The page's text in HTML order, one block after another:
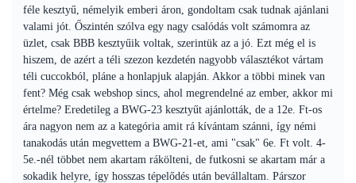
féle kesztyű, némelyik emberi áron, gondoltam csak tudnak ajánlani
valami jót. Őszintén szólva egy nagy csalódás volt számomra az
üzlet, csak BBB kesztyűik voltak, szerintük az a jó. Ezt még el is
hiszem, de azért a téli szezon kezdetén nagyobb választékot vártam
téli cuccokból, pláne a honlapjuk alapján. Akkor a többi minek van
fent? Még csak webshop sincs, ahol megrendelné az ember, akkor mi
értelme? Eredetileg a BWG-23 kesztyűt ajánlották, de a 12e. Ft-os
ára nagyon nem az a kategória amit rá kívántam szánni, így némi
tanakodás után megvettem a BWG-21-et, ami "csak" 6e. Ft volt. 4-
5e.-nél többet nem akartam rákölteni, de futkosni se akartam már a
sokadik helyre, így hosszas tépelődés után bevállaltam. Párszor